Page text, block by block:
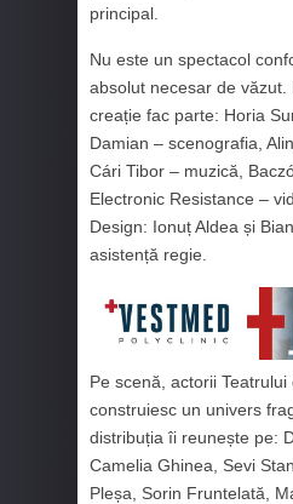
principal.
Nu este un spectacol
absolut necesar de văzut.
creație fac parte: Horia
Damian – scenografia,
Cári Tibor – muzică,
Electronic Resistance –
Design: Ionuț Aldea și
asistență regie.
Pe scenă, actorii Teatrului
construiesc un univers
distribuția îi reunește pe:
Camelia Ghinea, Sevi
Pleșa, Sorin Fruntelată,